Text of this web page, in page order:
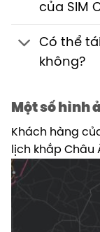
của SIM
Có thể
không?
Một số hình
Khách hàng
lịch khắp Châu